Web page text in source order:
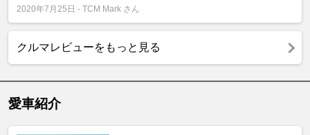
2020年7月25日 - TCM Mark さん
クルマレビューをもっと見る
愛車紹介